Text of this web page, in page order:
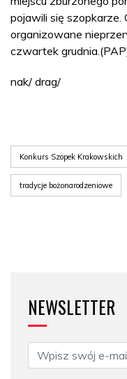
pojawili się szopkarze.
organizowane
czwartek
nak/ drag/
Konkurs Szopek Krakowskich
tradycje bożonarodzeniowe
NEWSLETTER